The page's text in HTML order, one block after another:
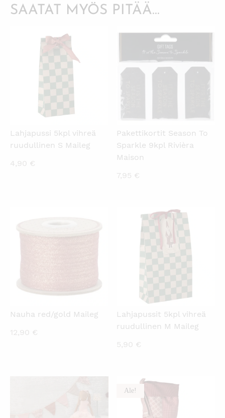
SAATAT MYÖS PITÄÄ...
KATSO PIKANÄKYMÄ
Lahjapussi 5kpl vihreä
ruudullinen S Maileg
4,90 €
KATSO PIKANÄKYMÄ
Pakettikortit Season To
Sparkle 9kpl Rivièra
Maison
7,95 €
Nauha red/gold Maileg
12,90 €
KATSO PIKANÄKYMÄ
Lahjapussit 5kpl vihreä
ruudullinen M Maileg
5,90 €
KATSO PIKANÄKYMÄ Ale! KATSO PIKANÄKYMÄ